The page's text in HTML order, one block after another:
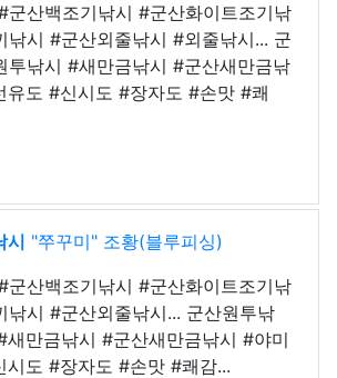
군산백조기낚시 #군산화이트조기낚
낚시 #군산외줄낚시 #외줄낚시... 군
투낚시 #새만금낚시 #군산새만금낚
유도 #신시도 #장자도 #손맛 #쾌
시 "쭈꾸미" 조황(블루피싱)
군산백조기낚시 #군산화이트조기낚
낚시 #군산외줄낚시... 군산원투낚
만금낚시 #군산새만금낚시 #야미
시도 #장자도 #손맛 #쾌감...